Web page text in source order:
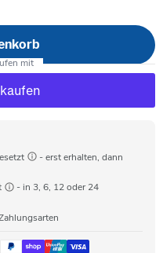
- erst erhalten, dann
- in 3, 6, 12 oder 24